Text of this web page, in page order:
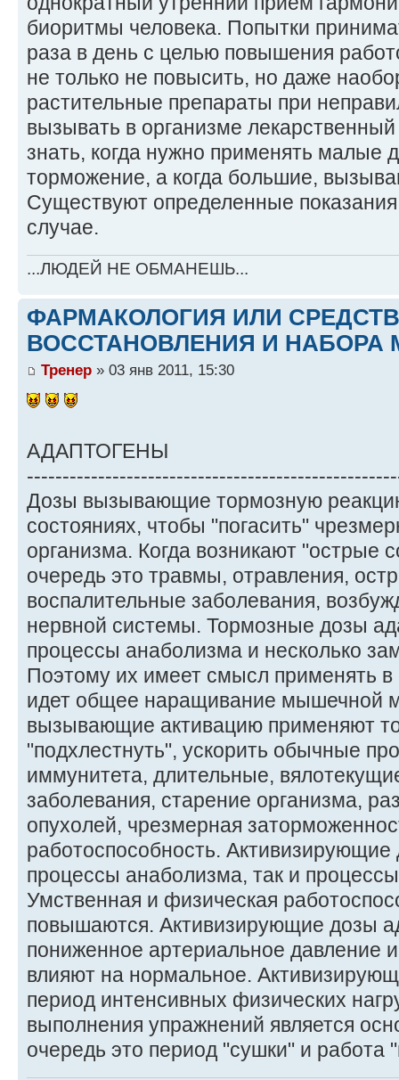
биоритмы человека. Попытки
раза в день с целью повышения
не только не повысить, но даже
растительные препараты при
вызывать в организме
знать, когда нужно применять
торможение, а когда большие,
Существуют определенные
случае.
...ЛЮДЕЙ НЕ ОБМАНЕШЬ...
ФАРМАКОЛОГИЯ ИЛИ
ВОССТАНОВЛЕНИЯ И НАБОРА
Тренер » 03 янв 2011, 15:30
АДАПТОГЕНЫ
Дозы вызывающие тормозную
состояниях, чтобы "погасить"
организма. Когда возникают "острые
очередь это травмы, отравления,
воспалительные заболевания,
нервной системы. Тормозные дозы
процессы анаболизма и несколько
Поэтому их имеет смысл применять
идет общее наращивание мышечной
вызывающие активацию применяют
"подхлестнуть", ускорить обычные
иммунитета, длительные,
заболевания, старение организма,
опухолей, чрезмерная
работоспособность. Активизирующие
процессы анаболизма, так и
Умственная и физическая
повышаются. Активизирующие дозы
пониженное артериальное давление
влияют на нормальное.
период интенсивных физических
выполнения упражнений является
очередь это период "сушки" и работа